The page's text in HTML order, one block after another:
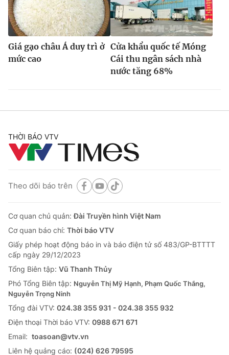
Giá gạo châu Á duy trì ở
mức cao
Cửa khẩu quốc tế Móng
Cái thu ngân sách nhà
nước tăng 68%
THỜI BÁO VTV
Theo dõi báo trên
Cơ quan chủ quản:Đài Truyền hình Việt Nam
Cơ quan báo chí: Thời báo VTV
Giấy phép hoạt động báo in và báo điện tử số 483/GP-BTTTT
cấp ngày 29/12/2023
Tổng Biên tập: Vũ Thanh Thủy
Phó Tổng Biên tập: Nguyễn Thị Mỹ Hạnh, Phạm Quốc Thắng,
Nguyễn Trọng Ninh
Tổng đài VTV: 024.38 355 931 - 024.38 355 932
Ðiện thoại Thời báo VTV: 0988 671 671
Email: toasoan@vtv.vn
Liên hệ quảng cáo: (024) 626 79595